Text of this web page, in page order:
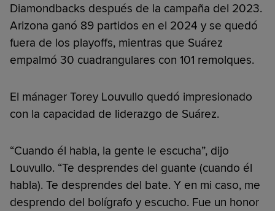
Diamondbacks después de la campaña del 2023.
Arizona ganó 89 partidos en el 2024 y se quedó
fuera de los playoffs, mientras que Suárez
empalmó 30 cuadrangulares con 101 remolques.
El mánager Torey Louvullo quedó impresionado
con la capacidad de liderazgo de Suárez.
“Cuando él habla, la gente le escucha”, dijo
Louvullo. “Te desprendes del guante (cuando él
habla). Te desprendes del bate. Y en mi caso, me
desprendo del bolígrafo y escucho. Fue un honor